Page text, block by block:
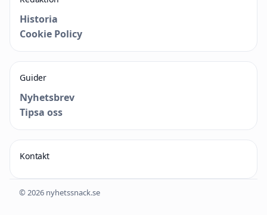
Historia
Cookie Policy
Guider
Nyhetsbrev
Tipsa oss
Kontakt
© 2026 nyhetssnack.se